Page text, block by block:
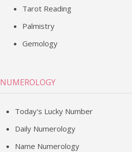
Tarot Reading
Palmistry
Gemology
NUMEROLOGY
Today's Lucky Number
Daily Numerology
Name Numerology